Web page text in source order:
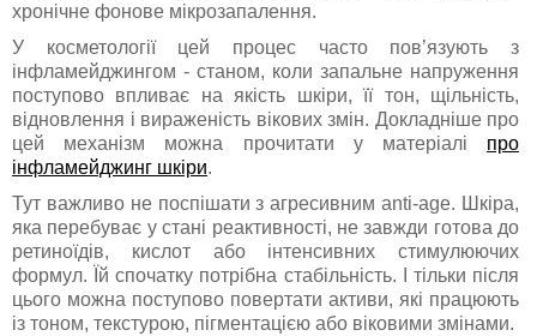
хронічне фонове мікрозапалення.
У косметології цей процес часто пов’язують з
інфламейджингом - станом, коли запальне напруження
поступово впливає на якість шкіри, її тон, щільність,
відновлення і вираженість вікових змін. Докладніше про
цей механізм можна прочитати у матеріалі про
інфламейджинг шкіри.
Тут важливо не поспішати з агресивним anti-age. Шкіра,
яка перебуває у стані реактивності, не завжди готова до
ретиноїдів, кислот або інтенсивних стимулюючих
формул. Їй спочатку потрібна стабільність. І тільки після
цього можна поступово повертати активи, які працюють
із тоном, текстурою, пігментацією або віковими змінами.